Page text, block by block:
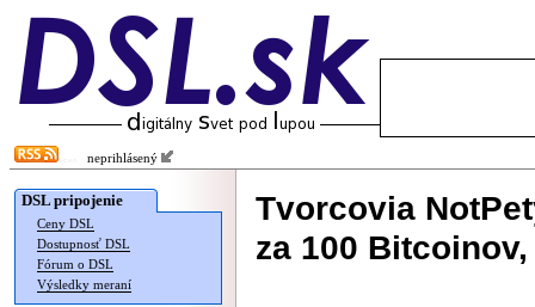
neprihlásený
DSL pripojenie
Ceny DSL
Dostupnosť DSL
Fórum o DSL
Výsledky meraní
Tvorcovia
za 100